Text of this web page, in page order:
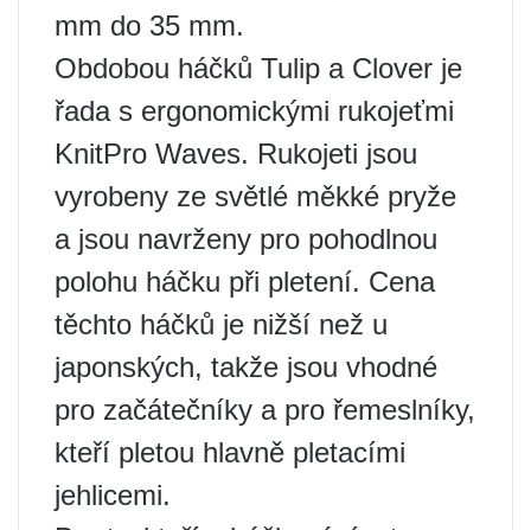
mm do 35 mm.
Obdobou háčků Tulip a Clover je
řada s ergonomickými rukojeťmi
KnitPro Waves. Rukojeti jsou
vyrobeny ze světlé měkké pryže
a jsou navrženy pro pohodlnou
polohu háčku při pletení. Cena
těchto háčků je nižší než u
japonských, takže jsou vhodné
pro začátečníky a pro řemeslníky,
kteří pletou hlavně pletacími
jehlicemi.